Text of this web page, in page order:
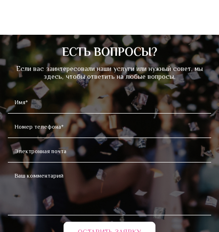
ЕСТЬ ВОПРОСЫ?
Если вас заинтересовали наши услуги или нужный совет, мы
здесь, чтобы ответить на любые вопросы.